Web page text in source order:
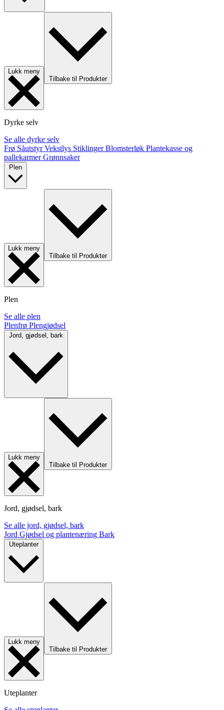
Lukk meny
Tilbake til Produkter
Dyrke selv
Se alle dyrke selv
Frø SåutstyrVekstlys StiklingerBlomsterløk Plantekasse og
pallekarmerGrønnsaker
Lukk meny
Tilbake til Produkter
Plen
Se alle plen
Plenfrø Plengjødsel
Lukk meny
Tilbake til Produkter
Jord, gjødsel, bark
Se alle jord, gjødsel, bark
Jord Gjødsel og plantenæring Bark
Uteplanter
Lukk meny
Tilbake til Produkter
Uteplanter